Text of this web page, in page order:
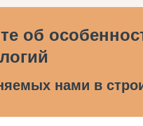
об
нами в